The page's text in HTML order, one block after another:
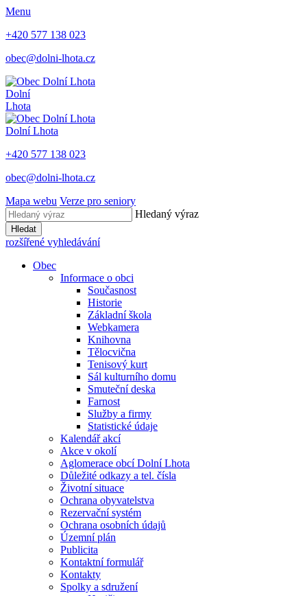
Menu
+420 577 138 023
obec@dolni-lhota.cz
Dolní
Lhota
Dolní Lhota
+420 577 138 023
obec@dolni-lhota.cz
Mapa webu Verze pro seniory
Hledaný výraz
Hledat
rozšířené vyhledávání
Obec
Informace o obci
Současnost
Historie
Základní škola
Webkamera
Knihovna
Tělocvična
Tenisový kurt
Sál kulturního domu
Smuteční deska
Farnost
Služby a firmy
Statistické údaje
Kalendář akcí
Akce v okolí
Aglomerace obcí Dolní Lhota
Důležité odkazy a tel. čísla
Životní situace
Ochrana obyvatelstva
Rezervační systém
Ochrana osobních údajů
Územní plán
Publicita
Kontaktní formulář
Kontakty
Spolky a sdružení